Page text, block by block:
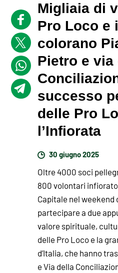
Migliaia di
Pro Loco e
colorano
Pietro e via
successo
delle Pro
l’Infiorata
30 giugno 2025
Oltre 4000 soci
800 volontari
Capitale nel weekend
partecipare a due
valore spirituale,
delle Pro Loco e la
d’Italia, che hanno
e Via della